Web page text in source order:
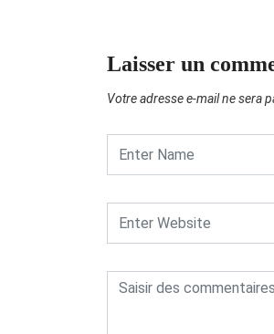
Laisser un
Votre adresse e-mail ne sera